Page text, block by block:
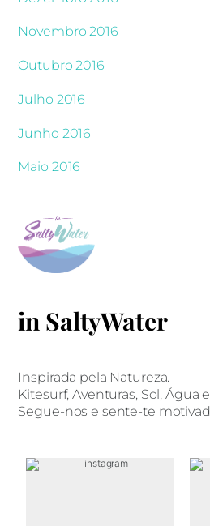
Novembro 2016
Outubro 2016
Julho 2016
Junho 2016
Maio 2016
in SaltyWater
Inspirada pela Natureza.
Kitesurf, Aventuras, Sol, Água
Segue-nos e sente-te